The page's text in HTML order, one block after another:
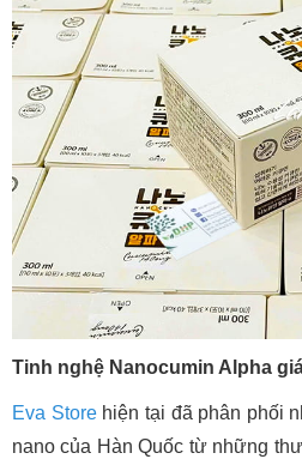
Tinh nghệ Nanocumin Alpha
Eva Storehiện tại đã phân phối
nano của Hàn Quốc từ những